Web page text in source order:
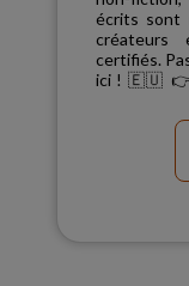
écrits sont
créateurs
certifiés.
ici ! 🇪🇺 👉 Alternative européenne à